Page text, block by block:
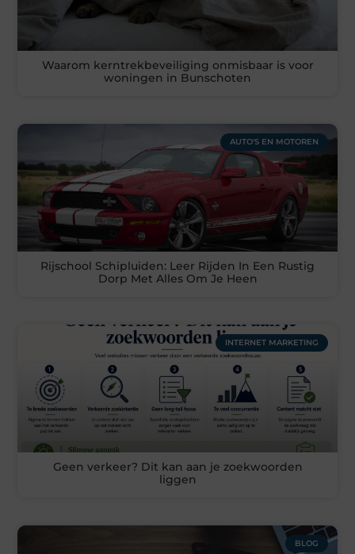
Waarom kerntrekbeveiliging onmisbaar is voor
woningen in Bunschoten
AUTO'S EN MOTOREN
Rijschool Schipluiden: Leer Rijden In Een Rustig
Dorp Met Alles Om Je Heen
INTERNET MARKETING
Geen verkeer? Dit kan aan je zoekwoorden
liggen
BLOG